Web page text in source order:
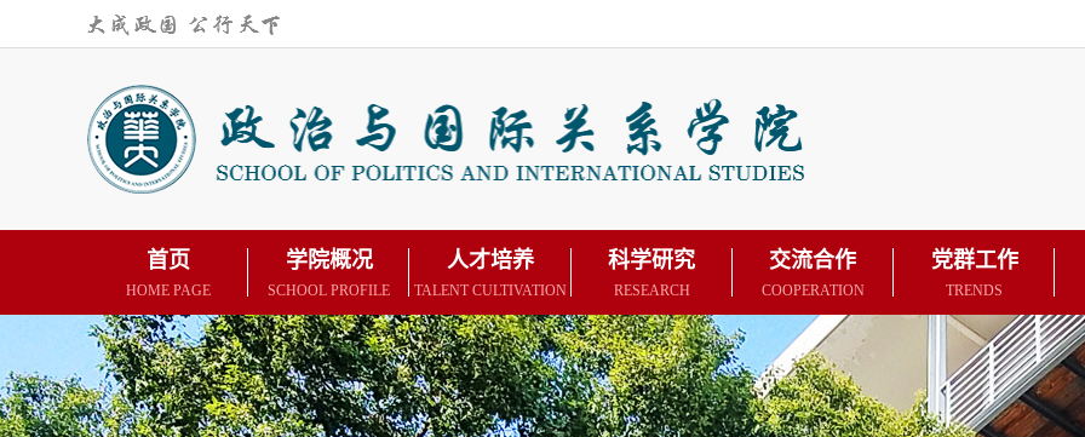
首页
HOME PAGE
学院概况
SCHOOL PROFILE
人才培养
TALENT CULTIVATION
科学研究
RESEARCH
交流合作
COOPERATION
党群工作
TRENDS